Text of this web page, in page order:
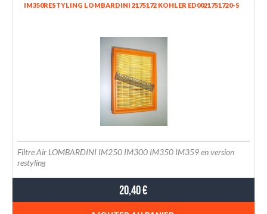
IM350RESTYLING LOMBARDINI 2175172 KOHLER ED0021751720-S
Filtre Air LOMBARDINI IM250 IM300 IM350 IM359 en version
restyling
20,40 €